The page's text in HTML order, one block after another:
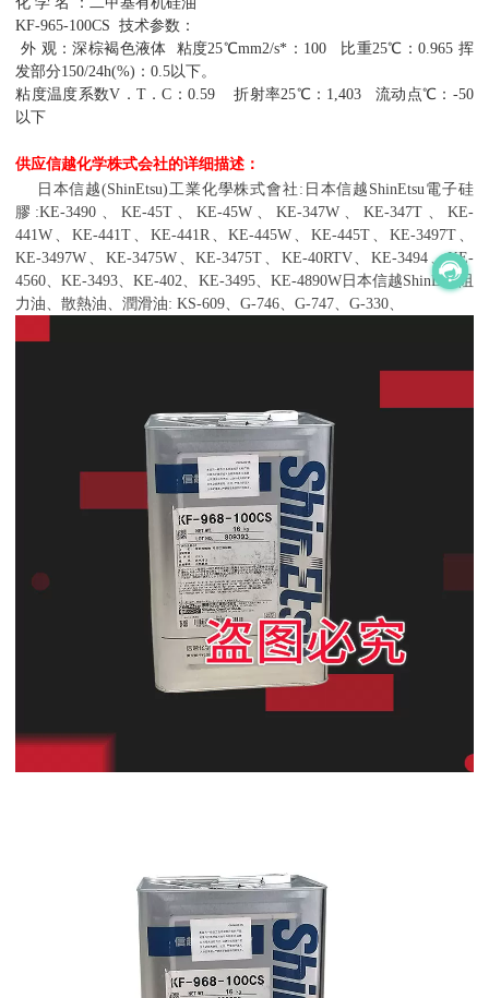
KF-965-100CS技术参数：
外 观：深棕褐色液体 粘度25℃mm2/s* ： 100 比重25℃ ：0.965 挥
发部分150/24h(%) ：0.5以下。
粘度温度系数V ． T．C ：0.59折射率25℃： 1,403流动点℃ ： -50
以下
供应信越化学株式会社的详细描述：
日本信越(ShinEtsu) 工業化學株式會社 : 日本信越 ShinEtsu 電子硅
膠 :KE-3490 KE-45T、 KE-45W、KE-347W 、KE-347T
KE-
441W 、KE-441T KE-441R 、KE-445W 、KE-445T KE-3497T、
KE-3497W
KE-3475W、KE-3475T KE-40RTV、KE-3494 、KE-
4560 、KE-3493 、KE-402 KE-3495、 KE-4890W日本信越ShinEtsu阻
力油、散熱油、潤滑油: KS-609 、G-746 、G-747 、G-330